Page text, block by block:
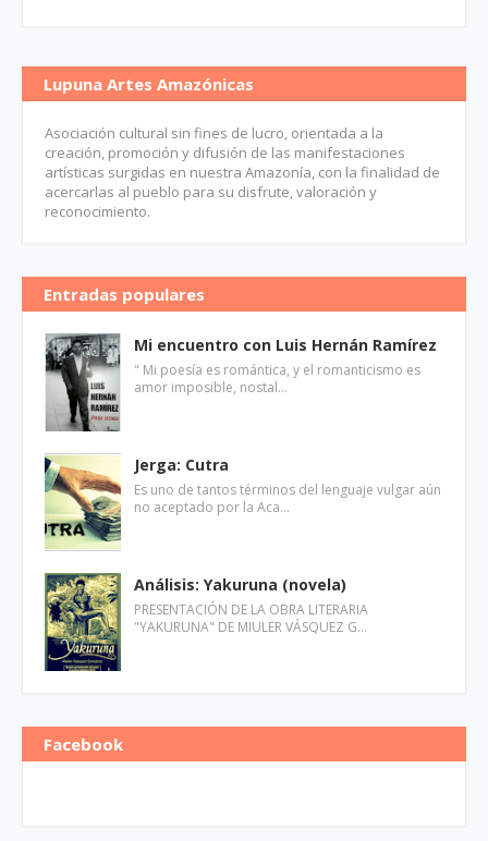
Lupuna Artes Amazónicas
Asociación cultural sin fines de lucro, orientada a la
creación, promoción y difusión de las manifestaciones
artísticas surgidas en nuestra Amazonía, con la finalidad de
acercarlas al pueblo para su disfrute, valoración y
reconocimiento.
Entradas populares
Mi encuentro con Luis Hernán Ramírez
" Mi poesía es romántica, y el romanticismo es
amor imposible, nostal…
Jerga: Cutra
Es uno de tantos términos del lenguaje vulgar aún
no aceptado por la Aca…
Análisis: Yakuruna (novela)
PRESENTACIÓN DE LA OBRA LITERARIA
"YAKURUNA" DE MIULER VÁSQUEZ G…
Facebook